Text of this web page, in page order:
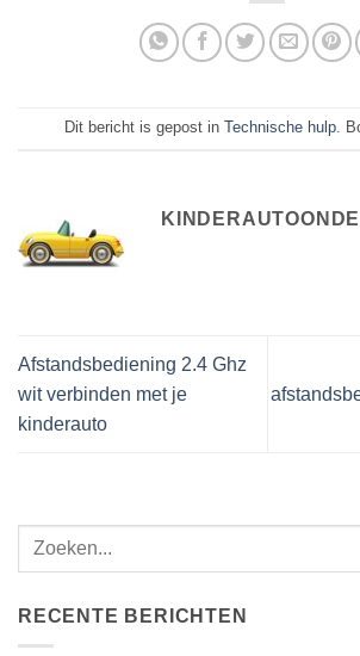
Dit bericht is gepost in Technische hulp.
Afstandsbediening 2.4 Ghz
wit verbinden met je
kinderauto
RECENTE BERICHTEN